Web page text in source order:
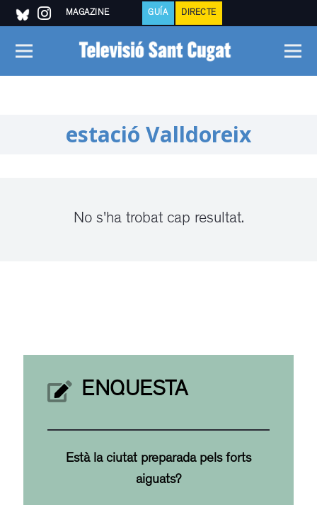
MAGAZINE GUÍA DIRECTE
estació Valldoreix
No s'ha trobat cap resultat.
ENQUESTA
Està la ciutat preparada pels forts
aiguats?